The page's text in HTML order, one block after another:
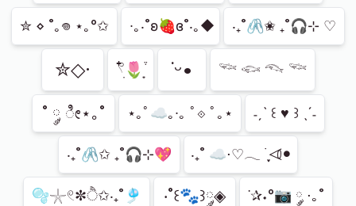
✮ ⋄ ˚｡𖦹 ⋆｡°✩ ∙｡‧˚ʚ🍓ɞ˚‧｡◆ ‧₊˚🖇️✬ ₊˚🎧⊹ ♡
✮◇· 𓍢ִ໋🌷͙֒ ˙ᵕ• 𓆝 𓆟 𓆞 𓆝
˚ ༘ ೀ⋆｡˚ ⋆｡ﾟ☁︎｡∙｡ ﾟ⟐ ﾟ｡⋆ ˗ˏˋ ꒰ ♥ ꒱ ˎˊ˗
‧₊˚🖇️✩ ₊˚🎧⊹💖 ‧₊˚ ☁️⋅♡𓂃 ࣪ ִֶָ⏿⦁
🫧𓇼𓏲✼ੈ✩‧₊˚🎐 ‧˚꒰🐾꒱༘◈ ˙✰˖°📷 ༘ ⋅｡˚